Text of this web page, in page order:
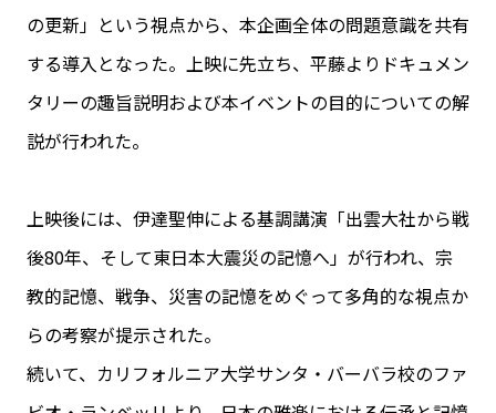
の更新」という視点から、本企画全体の問題意識を共有
する導入となった。上映に先立ち、平藤よりドキュメン
タリーの趣旨説明および本イベントの目的についての解
説が行われた。
上映後には、伊達聖伸による基調講演「出雲大社から戦
後80年、そして東日本大震災の記憶へ」が行われ、宗
教的記憶、戦争、災害の記憶をめぐって多角的な視点か
らの考察が提示された。
続いて、カリフォルニア大学サンタ・バーバラ校のファ